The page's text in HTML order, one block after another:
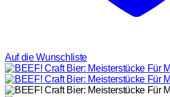
Auf die Wunschliste